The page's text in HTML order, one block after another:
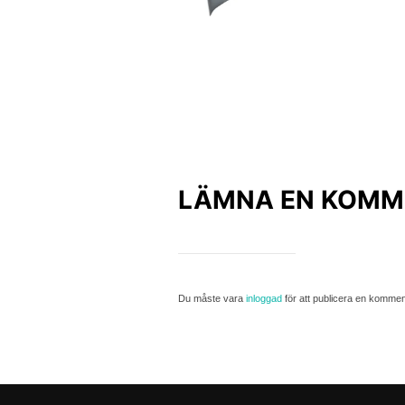
LÄMNA EN
Du måste vara inloggad för att publicera en